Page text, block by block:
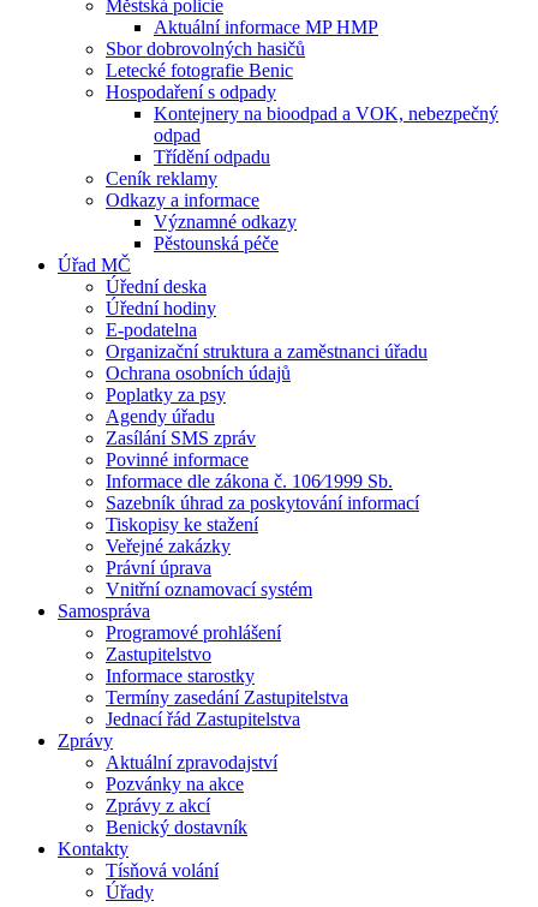
Městská policie
Aktuální informace MP HMP
Sbor dobrovolných hasičů
Letecké fotografie Benic
Hospodaření s odpady
Kontejnery na bioodpad a VOK, nebezpečný
odpad
Třídění odpadu
Ceník reklamy
Odkazy a informace
Významné odkazy
Pěstounská péče
Úřad MČ
Úřední deska
Úřední hodiny
E-podatelna
Organizační struktura a zaměstnanci úřadu
Ochrana osobních údajů
Poplatky za psy
Agendy úřadu
Zasílání SMS zpráv
Povinné informace
Informace dle zákona č. 106⁄1999 Sb.
Sazebník úhrad za poskytování informací
Tiskopisy ke stažení
Veřejné zakázky
Právní úprava
Vnitřní oznamovací systém
Samospráva
Programové prohlášení
Zastupitelstvo
Informace starostky
Termíny zasedání Zastupitelstva
Jednací řád Zastupitelstva
Zprávy
Aktuální zpravodajství
Pozvánky na akce
Zprávy z akcí
Benický dostavník
Kontakty
Tísňová volání
Úřady